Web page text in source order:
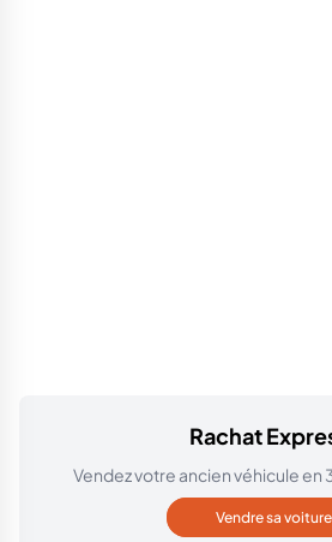
Rachat
Vendez votre ancien véhicule en
Vendre sa voiture